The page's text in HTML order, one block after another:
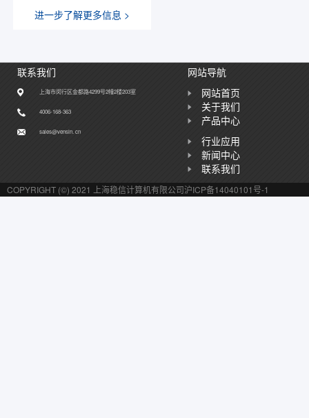
进一步了解更多信息 >
联系我们
上海市闵行区金都路4299号2幢2楼203室
4006-168-363
sales@vensin. cn
网站导航
网站首页
关于我们
产品中心
行业应用
新闻中心
联系我们
COPYRIGHT (©) 2021 上海稳信计算机有限公司沪ICP备14040101号-1